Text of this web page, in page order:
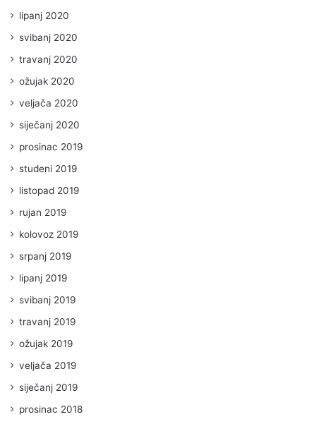
lipanj 2020
svibanj 2020
travanj 2020
ožujak 2020
veljača 2020
siječanj 2020
prosinac 2019
studeni 2019
listopad 2019
rujan 2019
kolovoz 2019
srpanj 2019
lipanj 2019
svibanj 2019
travanj 2019
ožujak 2019
veljača 2019
siječanj 2019
prosinac 2018